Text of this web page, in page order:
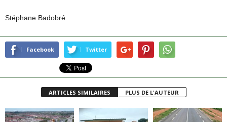
Stéphane Badobré
Facebook Twitter
ARTICLES SIMILAIRES PLUS DE L'AUTEUR